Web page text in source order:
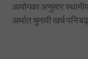
आयोगका अनुसार
अर्थात चुनावी खर्च पनि